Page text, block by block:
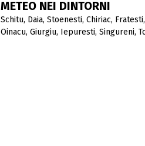
METEO NEI DINTORNI
Schitu, Daia, Stoenesti, Chiriac, Fratesti,
Oinacu, Giurgiu, Iepuresti, Singureni,